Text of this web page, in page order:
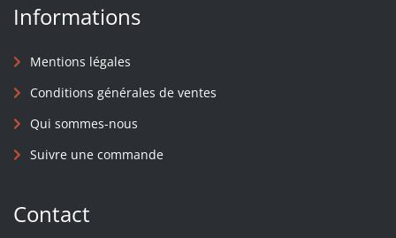
Informations
Mentions légales
Conditions générales de ventes
Qui sommes-nous
Suivre une commande
Contact